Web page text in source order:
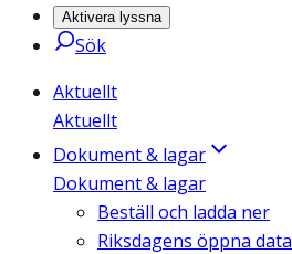
Aktivera lyssna
Sök
Aktuellt
Aktuellt
Dokument & lagar
Dokument & lagar
Beställ och ladda ner
Riksdagens öppna data